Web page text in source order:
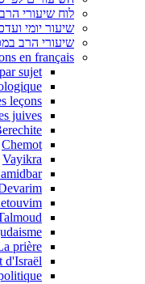
לוח שיעורי הרב
שיעור יומי
שיעורי הרב
en français
sujet
leçons
juives
Chemot
Vayikra
prière
d'Israël